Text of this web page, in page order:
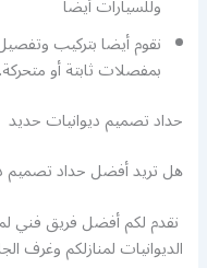
وللسيارات أيضا
نقوم أيضا بتركيب
بمفصلات ثابتة أو متحركة.
حداد تصميم ديوانيات حديد
هل تريد أفضل حداد تصميم
نقدم لكم أفضل فريق فني
الديوانيات لمنازلكم